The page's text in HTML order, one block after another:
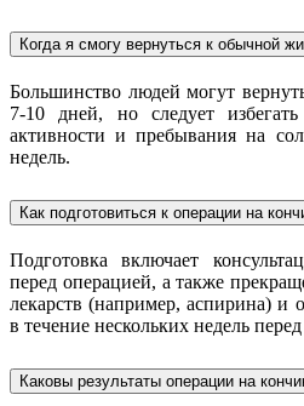
Когда я смогу вернуться к обычной
Большинство людей могут
7-10 дней, но следует
активности и пребывания на
недель.
Как подготовиться к операции на
Подготовка включает
перед операцией, а также
лекарств (например, аспирина) и
в течение нескольких недель
Каковы результаты операции на